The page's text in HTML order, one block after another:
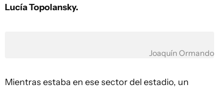
Lucía Topolansky.
Joaquín Ormando
Mientras estaba en ese sector del estadio, un